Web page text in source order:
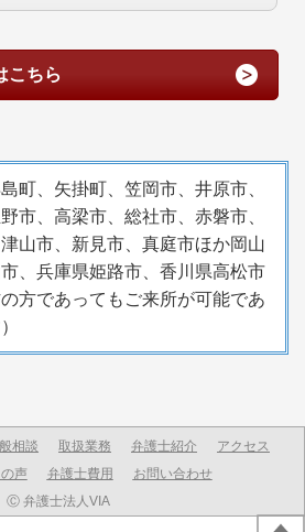
こちら
町、矢掛町、 笠岡市、井原市、
市、高梁市、総社市、赤磐市、
山市、新見市、真庭市ほか岡山
、兵庫県姫路市、香川県高松市
方であってもご来所が可能であ
Ⓒ 弁護士法人VIA
相談 取扱業務 弁護士紹介
アクセス
声
弁護士費用 お問い合わせ